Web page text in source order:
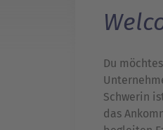
Du
Schwerin
das